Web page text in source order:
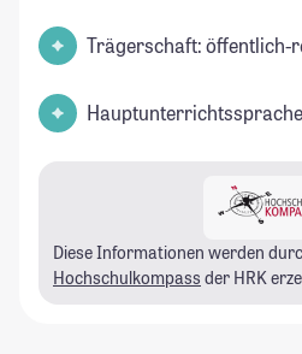
Trägerschaft: öffentlich-
Diese Informationen werden
Hochschulkompass der HRK